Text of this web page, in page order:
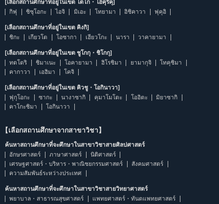
[เลือกสถานศึกษาที่อยู่ในเขต โตไก・โฮคุริคุ]
กิฟุ
ชิซุโอกะ ไอจิ มิเอะ โทยามา อิชิคาวา ฟุคุอิ
[เลือกสถานศึกษาที่อยู่ในเขต คิงกิ]
ชิกะ
เกียวโต โอซากา เฮียวโกะ นารา วาคายามา
[เลือกสถานศึกษาที่อยู่ในเขต ชูโกกุ・ชิโกกุ]
ทตโตริ
ชิมาเนะ โอคายามา ฮิโรชิมา ยามากุจิ
โทคุชิมา
คากาวา
เอฮิมา โคจิ
[เลือกสถานศึกษาที่อยู่ในเขต คิวชู・โอกินาวา]
ฟุกุโอกะ
ซากะ นางาซากิ คุมาโมโตะ โออิตะ
มิยาซากิ
คาโกะชิมา
โอกินาวา
【เลือกสถานศึกษาจากสาขาวิชา】
ค้นหาสถานศึกษาที่จะศึกษาในสาขาวิชาสายศิลปศาสตร์
อักษรศาสตร์
ภาษาศาสตร์
นิติศาสตร์
เศรษฐศาสตร์・บริหาร・พาณิชยกรรมศาสตร์
สังคมศาสตร์
ความสัมพันธ์ระหว่างประเทศ
ค้นหาสถานศึกษาที่จะศึกษาในสาขาวิชาสายวิทยาศาสตร์
พยาบาล・สาธารณสุขศาสตร์
แพทยศาสตร์・ทันตแพทยศาสตร์